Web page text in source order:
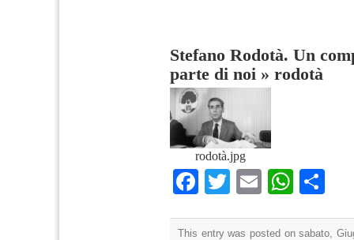
Stefano Rodotà. Un
parte di noi » rodotà
rodotà.jpg
Facebook
TwitterEmail
This entry was posted on sabato,